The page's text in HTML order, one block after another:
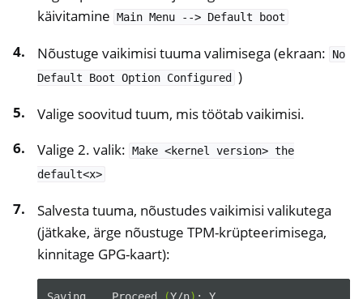
käivitamine Main Menu --> Default boot
Nõustuge vaikimisi tuuma valimisega (ekraan:
No
Default
Boot Option Configured
)
Valige soovitud tuum, mis töötab vaikimisi.
Valige 2. valik: Make <kernel version> the
default<x>
Salvesta tuuma, nõustudes vaikimisi valikutega
(jätkake, ärge nõustuge TPM-krüpteerimisega,
kinnitage GPG-kaart):